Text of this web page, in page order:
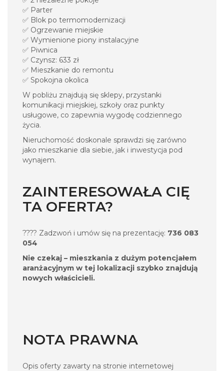
✅ Parter
✅ Blok po termomodernizacji
✅ Ogrzewanie miejskie
✅ Wymienione piony instalacyjne
✅ Piwnica
✅ Czynsz: 633 zł
✅ Mieszkanie do remontu
✅ Spokojna okolica
W pobliżu znajdują się sklepy, przystanki
komunikacji miejskiej, szkoły oraz punkty
usługowe, co zapewnia wygodę codziennego
życia.
Nieruchomość doskonale sprawdzi się zarówno
jako mieszkanie dla siebie, jak i inwestycja pod
wynajem.
ZAINTERESOWAŁA CIĘ
TA OFERTA?
???? Zadzwoń i umów się na prezentację: 736 083
054
Nie czekaj – mieszkania z dużym potencjałem
aranżacyjnym w tej lokalizacji szybko znajdują
nowych właścicieli.
NOTA PRAWNA
Opis oferty zawarty na stronie internetowej